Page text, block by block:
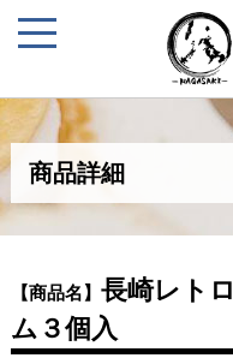
商品詳細
【商品名】 長崎レト
ム３個入